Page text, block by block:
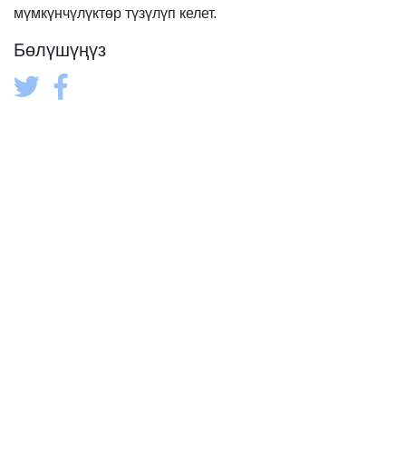
мүмкүнчүлүктөр түзүлүп келет.
Бөлүшүңүз